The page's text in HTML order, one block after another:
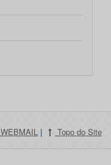
WEBMAIL | Topo do Site